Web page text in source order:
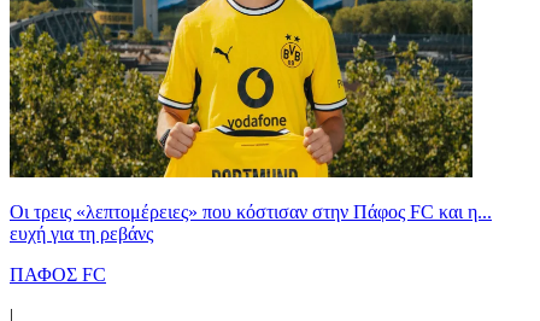
Οι τρεις «λεπτομέρειες» που κόστισαν στην Πάφος FC και η...
ευχή για τη ρεβάνς
ΠΑΦΟΣ FC
|